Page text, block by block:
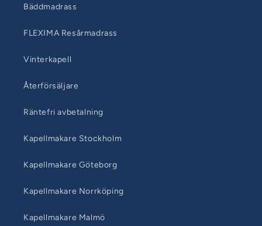
Bäddmadrass
FLEXIMA Resårmadrass
Vinterkapell
Återförsäljare
Räntefri avbetalning
Kapellmakare Stockholm
Kapellmakare Göteborg
Kapellmakare Norrköping
Kapellmakare Malmö